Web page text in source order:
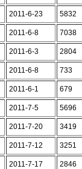
2011-6-23 5832
2011-6-8 7038
2011-6-3 2804
2011-6-8 733
2011-6-1 679
2011-7-5 5696
2011-7-20 3419
2011-7-12 3251
2011-7-17 2846